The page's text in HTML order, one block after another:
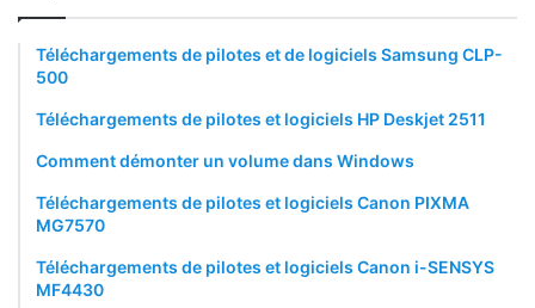
Téléchargements de pilotes et de logiciels Samsung CLP-
500
Téléchargements de pilotes et logiciels HP Deskjet 2511
Comment démonter un volume dans Windows
Téléchargements de pilotes et logiciels Canon PIXMA
MG7570
Téléchargements de pilotes et logiciels Canon i-SENSYS
MF4430